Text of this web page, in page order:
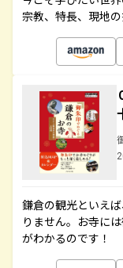
宗教、特長、現地
鎌倉の観光といえ
りません。お寺に
がわかるのです！